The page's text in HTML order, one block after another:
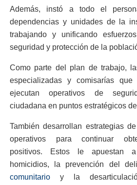
Además, instó a todo el
dependencias y unidades de la
trabajando y unificando
seguridad y protección de la
Como parte del plan de trabajo,
especializadas y comisarías
ejecutan operativos de
ciudadana en puntos estratégicos
También desarrollan estrategias
operativos para continuar
positivos. Estos le apuestan
homicidios, la prevención del
comunitario y la